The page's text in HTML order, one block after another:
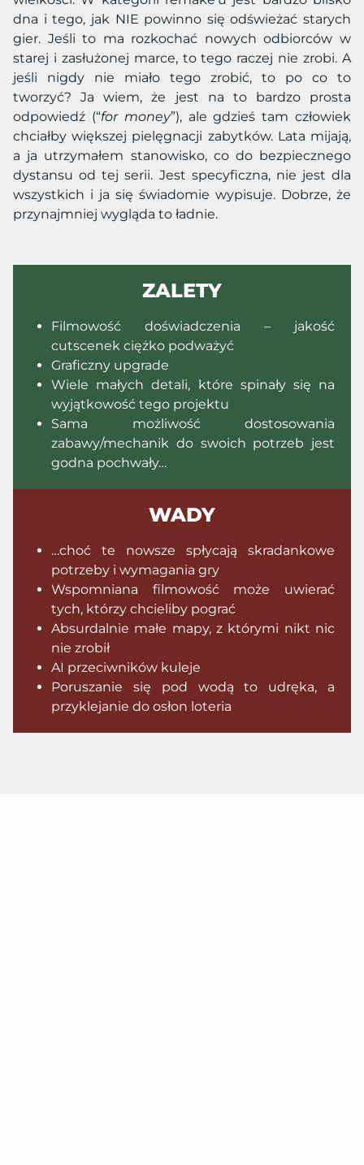
dna i tego, jak NIE powinno się odświeżać starych
gier. Jeśli to ma rozkochać nowych odbiorców w
starej i zasłużonej marce, to tego raczej nie zrobi. A
jeśli nigdy nie miało tego zrobić, to po co to
tworzyć? Ja wiem, że jest na to bardzo prosta
odpowiedź (“for money”), ale gdzieś tam człowiek
chciałby większej pielęgnacji zabytków. Lata mijają,
a ja utrzymałem stanowisko, co do bezpiecznego
dystansu od tej serii. Jest specyficzna, nie jest dla
wszystkich i ja się świadomie wypisuje. Dobrze, że
przynajmniej wygląda to ładnie.
ZALETY
Filmowość doświadczenia – jakość
cutscenek ciężko podważyć
Graficzny upgrade
Wiele małych detali, które spinały się na
wyjątkowość tego projektu
Sama możliwość dostosowania
zabawy/mechanik do swoich potrzeb jest
godna pochwały…
WADY
…choć te nowsze spłycają skradankowe
potrzeby i wymagania gry
Wspomniana filmowość może uwierać
tych, którzy chcieliby pograć
Absurdalnie małe mapy, z którymi nikt nic
nie zrobił
AI przeciwników kuleje
Poruszanie się pod wodą to udręka, a
przyklejanie do osłon loteria